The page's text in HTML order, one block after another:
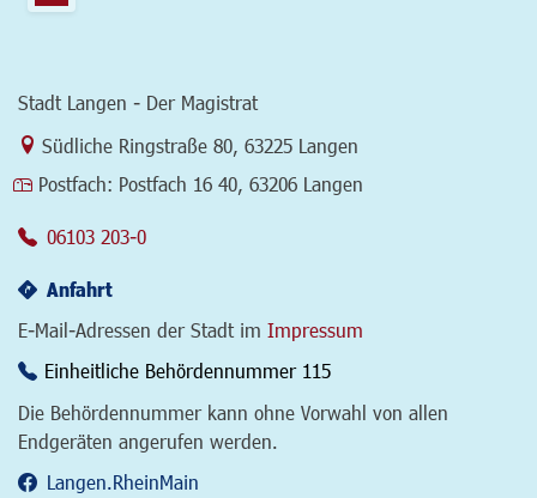
Stadt Langen - Der Magistrat
Link zur Google-Maps Navigation
Südliche Ringstraße 80 63225 Langen
Postfach: Postfach 16 40, 63206 Langen
06103 203-0
Anfahrt
E-Mail-Adressen der Stadt im Impressum
Einheitliche Behördennummer 115
Die Behördennummer kann ohne Vorwahl von allen
Endgeräten angerufen werden.
Langen.RheinMain